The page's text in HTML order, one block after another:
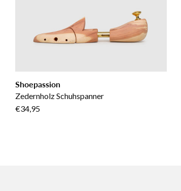
Shoepassion
Zedernholz Schuhspanner
€34,95